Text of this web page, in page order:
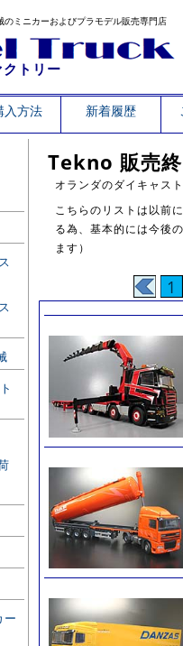
のミニカーおよびプラモデル販売専門店
トリー
入方法 新着履歴
Tekno 販売
オランダのダイキャス
こちらのリストは以前
る為、基本的には今後
ます）
1